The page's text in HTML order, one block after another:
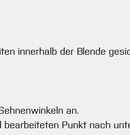
innerhalb der Blende
an.
bearbeiteten Punkt nach